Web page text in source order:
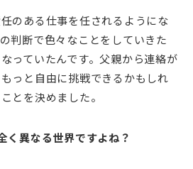
のある仕事を任されるようにな
判断で色々なことをしていきた
っていたんです。父親から連絡が
っと自由に挑戦できるかもしれ
とを決めました。
異なる世界ですよね？